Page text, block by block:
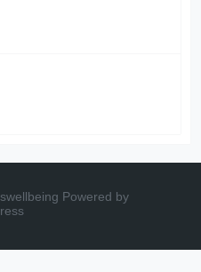
Powered by